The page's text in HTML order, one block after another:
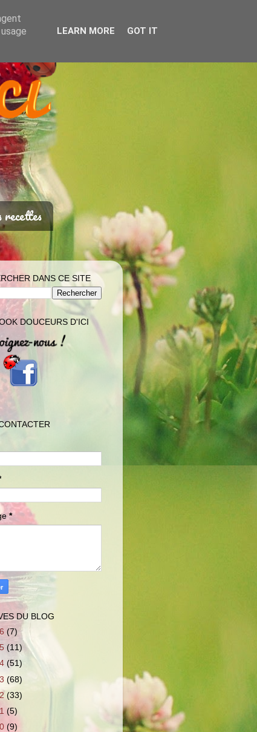
recettes
DANS CE SITE
DOUCEURS D'ICI
*
DU BLOG
(7)
(11)
(51)
(68)
(33)
(5)
(9)
LEARN MORE GOT IT